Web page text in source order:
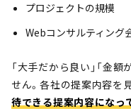
プロジェクトの規模
Webコンサルティング
「大手だから良い」「金
せん。各社の提案内容を見
待できる提案内容になっ